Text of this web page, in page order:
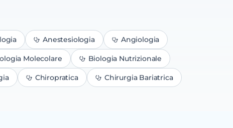
Anestesiologia Angiologia
Molecolare Biologia Nutrizionale
Chiropratica Chirurgia Bariatrica